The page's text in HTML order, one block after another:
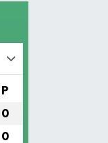
P
0
0